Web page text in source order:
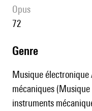
Opus
72
genre
Musique
mécaniques
instruments